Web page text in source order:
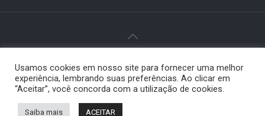
© 2024 Paiquerê - Todos os direitos reservados |
Desenvolvido por
Elemento Visual
Usamos cookies em nosso site para fornecer uma melhor
experiência, lembrando suas preferências. Ao clicar em
“Aceitar”, você concorda com a utilização de cookies.
Saiba mais ACEITAR